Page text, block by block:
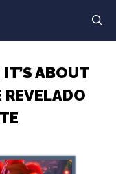
ABOUT